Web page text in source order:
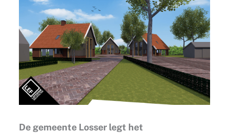
De gemeente Losser legt het